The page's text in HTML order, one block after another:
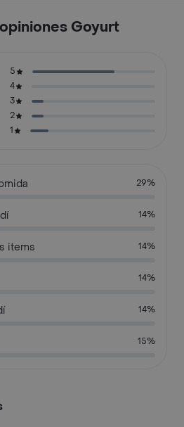
Goyurt
5
4
3
2
1
29%
14%
items 14%
14%
14%
15%